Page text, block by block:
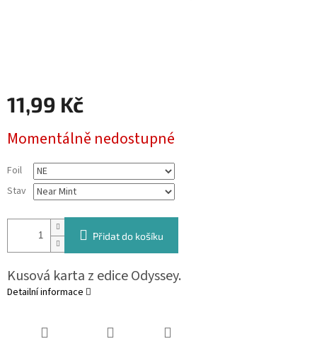
11,99 Kč
cena:
Momentálně nedostupné
Foil
Stav
Přidat do košíku
Kusová karta z edice Odyssey.
Detailní informace